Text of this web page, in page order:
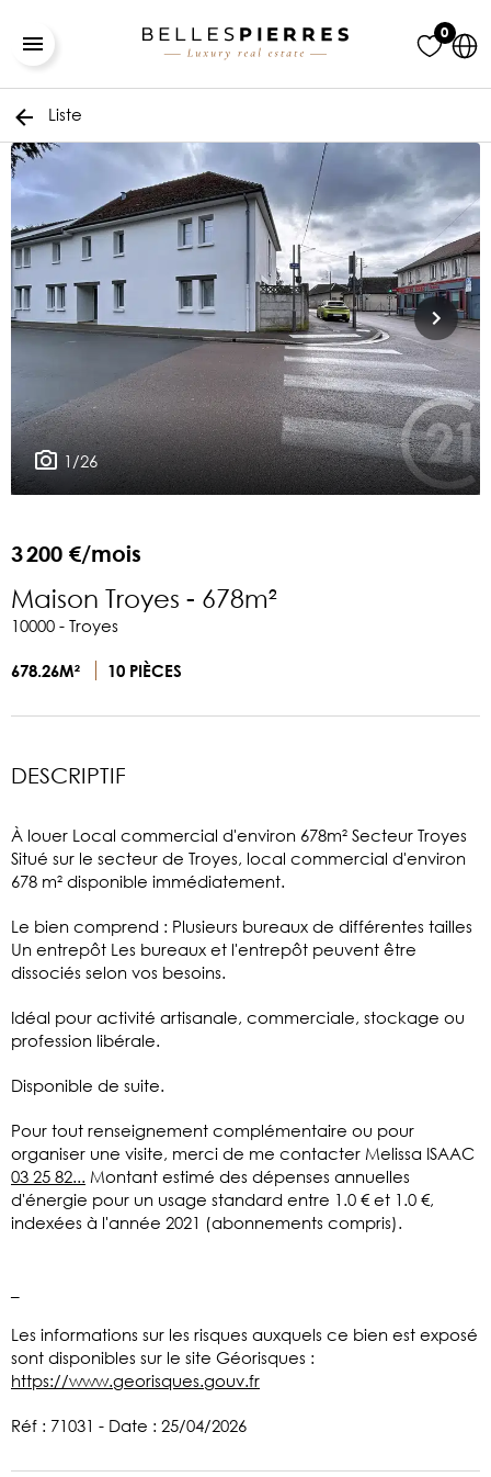
0
Liste
1/26
3 200 €/mois
Maison Troyes - 678m²
10000 - Troyes
678.26M² 10 PIÈCES
DESCRIPTIF
À louer Local commercial d'environ 678m² Secteur Troyes
Situé sur le secteur de Troyes, local commercial d'environ
678 m² disponible immédiatement.
Le bien comprend : Plusieurs bureaux de différentes tailles
Un entrepôt Les bureaux et l'entrepôt peuvent être
dissociés selon vos besoins.
Idéal pour activité artisanale, commerciale, stockage ou
profession libérale.
Disponible de suite.
Pour tout renseignement complémentaire ou pour
organiser une visite, merci de me contacter Melissa ISAAC
03 25 82... Montant estimé des dépenses annuelles
d'énergie pour un usage standard entre 1.0 € et 1.0 €,
indexées à l'année 2021 (abonnements compris).
Les informations sur les risques auxquels ce bien est exposé
sont disponibles sur le site Géorisques :
https://www.georisques.gouv.fr
Réf : 71031 - Date : 25/04/2026